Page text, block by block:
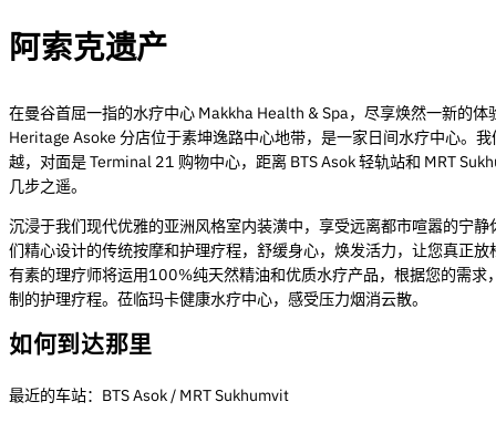
阿索克遗产
在曼谷首屈一指的水疗中心 Makkha Health & Spa，尽享焕然一新的体
Heritage Asoke 分店位于素坤逸路中心地带，是一家日间水疗中心。
越，对面是 Terminal 21 购物中心，距离 BTS Asok 轻轨站和 MRT
几步之遥。
沉浸于我们现代优雅的亚洲风格室内装潢中，享受远离都市喧嚣的宁静
们精心设计的传统按摩和护理疗程，舒缓身心，焕发活力，让您真正放
有素的理疗师将运用100%纯天然精油和优质水疗产品，根据您的需求
制的护理疗程。莅临玛卡健康水疗中心，感受压力烟消云散。
如何到达那里
最近的车站：BTS Asok / MRT Sukhumvit